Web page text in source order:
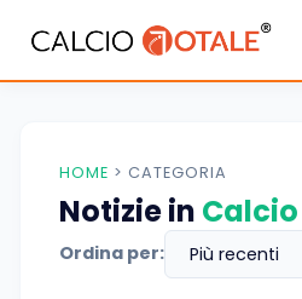
HOME > CATEGORIA
Notizie in
Ordina per: